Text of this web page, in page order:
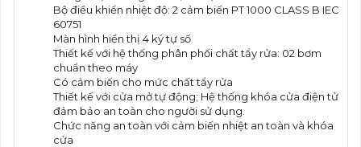
Bộ điều khiển nhiệt độ: 2 cảm biến PT 1000 CLASS B IEC
60751
Màn hình hiển thị 4 ký tự số
Thiết kế với hệ thống phân phối chất tẩy rửa: 02 bơm
chuẩn theo máy
Có cảm biến cho mức chất tẩy rửa
Thiết kế với cửa mở tự động; Hệ thống khóa cửa điện tử
đảm bảo an toàn cho người sử dụng.
Chức năng an toàn với cảm biến nhiệt an toàn và khóa
cửa